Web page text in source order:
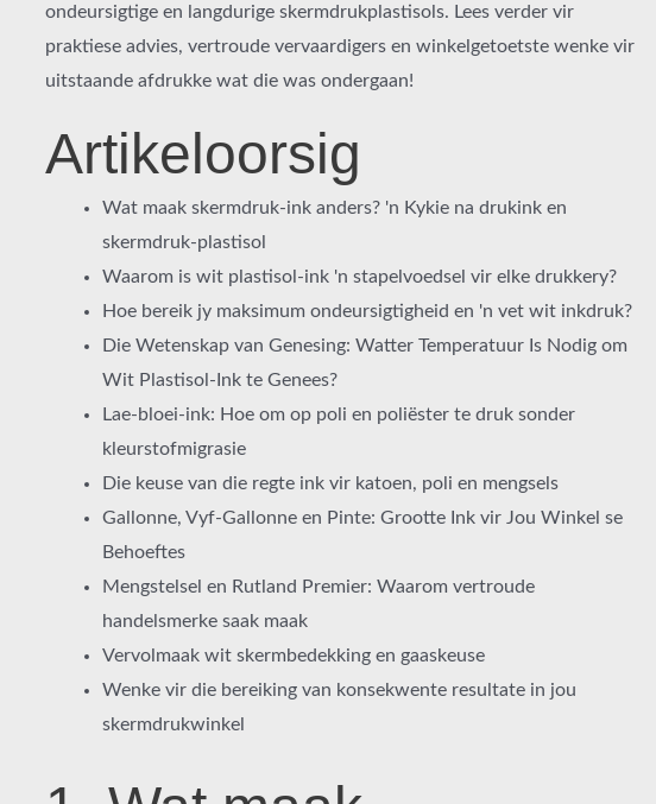
ondeursigtige en langdurige skermdrukplastisols. Lees verder vir
praktiese advies, vertroude vervaardigers en winkelgetoetste wenke vir
uitstaande afdrukke wat die was ondergaan!
Artikeloorsig
Wat maak skermdruk-ink anders? 'n Kykie na drukink en
skermdruk-plastisol
Waarom is wit plastisol-ink 'n stapelvoedsel vir elke drukkery?
Hoe bereik jy maksimum ondeursigtigheid en 'n vet wit inkdruk?
Die Wetenskap van Genesing: Watter Temperatuur Is Nodig om
Wit Plastisol-Ink te Genees?
Lae-bloei-ink: Hoe om op poli en poliëster te druk sonder
kleurstofmigrasie
Die keuse van die regte ink vir katoen, poli en mengsels
Gallonne, Vyf-Gallonne en Pinte: Grootte Ink vir Jou Winkel se
Behoeftes
Mengstelsel en Rutland Premier: Waarom vertroude
handelsmerke saak maak
Vervolmaak wit skermbedekking en gaaskeuse
Wenke vir die bereiking van konsekwente resultate in jou
skermdrukwinkel